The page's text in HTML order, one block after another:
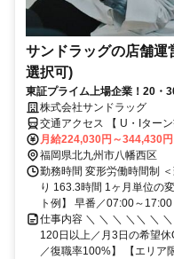
サンドラッグの店舗運
選択可)
東証プライム上場企業！20・
マなし／年収例32歳SV816万
インの仕事
株式会社サンドラッグ
交通アクセス 【 U・Iターン
伴う転勤はありません。 ◎
月給224,030円～344,430円
福岡県北九州市八幡西区
勤務時間 変形労働時間制
り 163.3時間 1ヶ月単位の
ト例】 早番／07:00～
仕事内容 ＼ ＼ ＼ ＼＼ ＼
120日以上／月3日の希望
／復職率100%】 【エリア